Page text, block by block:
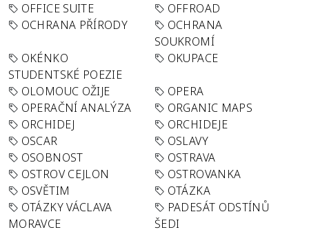
OFFICE SUITE
OFFROAD
OCHRANA PŘÍRODY
OCHRANA
SOUKROMÍ
OKÉNKO
STUDENTSKÉ POEZIE
OKUPACE
OLOMOUC OŽIJE
OPERA
OPERAČNÍ ANALÝZA
ORGANIC MAPS
ORCHIDEJ
ORCHIDEJE
OSCAR
OSLAVY
OSOBNOST
OSTRAVA
OSTROV CEJLON
OSTROVANKA
OSVĚTIM
OTÁZKA
OTÁZKY VÁCLAVA
MORAVCE
PADESÁT ODSTÍNŮ
ŠEDI